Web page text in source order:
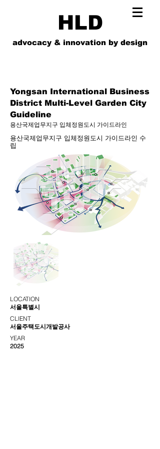
HLD
advocacy & innovation by design
Yongsan International Business
District Multi-Level Garden City
Guideline
용산국제업무지구 입체정원도시 가이드라인
용산국제업무지구 입체정원도시 가이드라인 수
립
LOCATION
서울특별시
CLIENT
서울주택도시개발공사
YEAR
2025